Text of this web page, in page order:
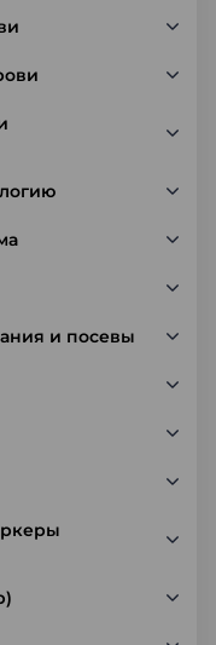
и посевы